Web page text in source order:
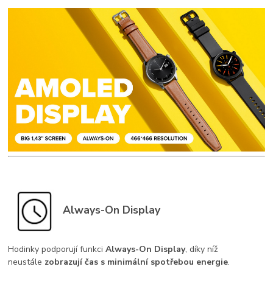
Always-On Display
Hodinky podporují funkciAlways-On Display, díky níž
neustále zobrazují čas s minimální spotřebou energie.